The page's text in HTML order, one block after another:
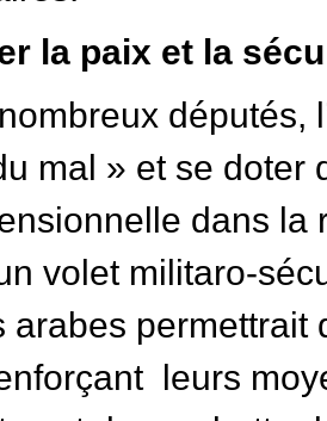
la paix et la
députés,
mal » et se doter
dans la
volet militaro-
arabes permettrait
leurs